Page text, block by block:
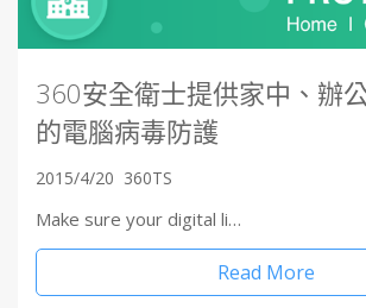
360安全衛士提供家中、辦
的電腦病毒防護
2015/4/20 360TS
Make sure your digital li…
Read More